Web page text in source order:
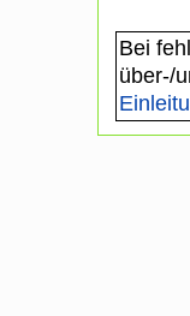
Bei
über-/